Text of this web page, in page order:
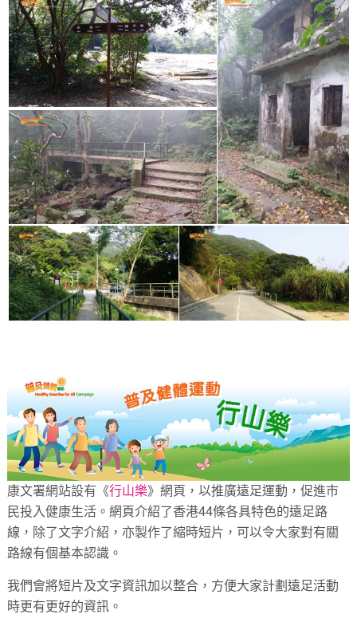
康文署網站設有《行山樂》網頁，以推廣遠足運動，促進市
民投入健康生活。網頁介紹了香港44條各具特色的遠足路
線，除了文字介紹，亦製作了縮時短片，可以令大家對有關
路線有個基本認識。
我們會將短片及文字資訊加以整合，方便大家計劃遠足活動
時更有更好的資訊。